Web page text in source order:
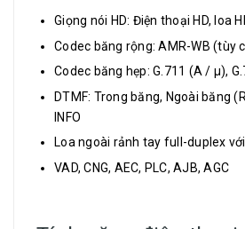
Giọng nói HD: Điện thoại HD, loa
Codec băng rộng: AMR-WB (tùy
Codec băng hẹp: G.711 (A / µ),
DTMF: Trong băng, Ngoài băng
INFO
Loa ngoài rảnh tay full-duplex
VAD, CNG, AEC, PLC, AJB, AGC